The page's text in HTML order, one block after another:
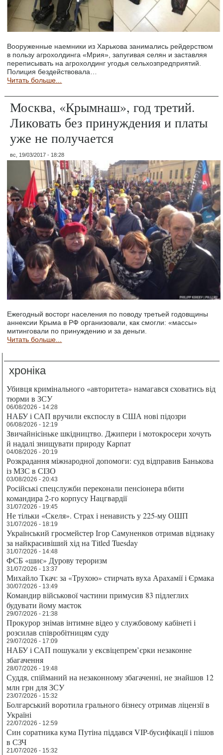
Вооруженные наемники из Харькова занимались рейдерством
в пользу агрохолдинга «Мрия», запугивая селян и заставляя
переписывать на агрохолдинг угодья сельхозпредприятий.
Полиция бездействовала…
Читать больше...
Москва, «Крымнаш», год третий.
Ликовать без принуждения и платы
уже не получается
вс, 19/03/2017 - 18:28
Ежегодный восторг населения по поводу третьей годовщины
аннексии Крыма в РФ организовали, как смогли: «массы»
митинговали по принуждению и за деньги.
Читать больше...
хроніка
Убивця кримінального «авторитета» намагався сховатись від
тюрми в ЗСУ
06/08/2026 - 14:28
НАБУ і САП вручили експослу в США нові підозри
06/08/2026 - 12:19
Звичайнісіньке шкідництво. Джипери і мотокросери хочуть
й надалі знищувати природу Карпат
04/08/2026 - 20:19
Розкрадання міжнародної допомоги: суд відправив Банькова
із МЗС в СІЗО
03/08/2026 - 20:43
Російські спецслужби переконали пенсіонера вбити
командира 2-го корпусу Нацгвардії
31/07/2026 - 19:45
Не тільки «Скеля». Страх і ненависть у 225-му ОШП
31/07/2026 - 18:19
Український гросмейстер Ігор Самуненков отримав відзнаку
за найкрасивіший хід на Titled Tuesday
31/07/2026 - 14:48
ФСБ «шиє» Дурову тероризм
31/07/2026 - 13:37
Михайло Ткач: за «Трухою» стирчать вуха Арахамії і Єрмака
30/07/2026 - 13:49
Командир військової частини примусив 83 підлеглих
будувати йому маєток
29/07/2026 - 21:38
Прокурор знімав інтимне відео у службовому кабінеті і
розсилав співробітницям суду
29/07/2026 - 17:09
НАБУ і САП пошукали у ексвіцепрем’єрки незаконне
збагачення
28/07/2026 - 19:48
Суддя, спійманий на незаконному збагаченні, не знайшов 12
млн грн для ЗСУ
23/07/2026 - 15:32
Болгарський воротила грального бізнесу отримав ліцензії в
Україні
22/07/2026 - 12:59
Син соратника кума Путіна піддався VIP-бусифікації і пішов
в СЗЧ
21/07/2026 - 15:32